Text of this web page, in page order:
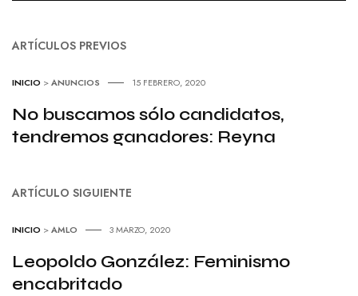
ARTÍCULOS PREVIOS
INICIO >ANUNCIOS 15 FEBRERO, 2020
No buscamos sólo candidatos,
tendremos ganadores: Reyna
ARTÍCULO SIGUIENTE
INICIO >AMLO 3 MARZO, 2020
Leopoldo González: Feminismo
encabritado